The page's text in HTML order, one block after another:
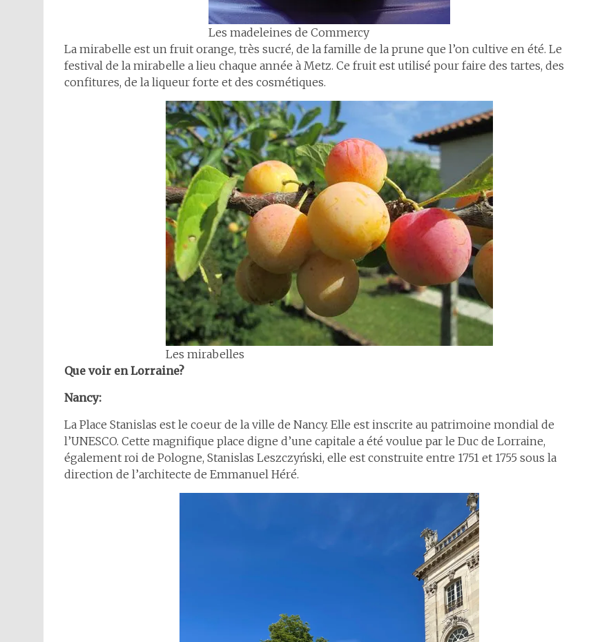
Les madeleines de Commercy
La mirabelle est un fruit orange, très sucré, de la famille de la prune que l’on cultive en été. Le
festival de la mirabelle a lieu chaque année à Metz. Ce fruit est utilisé pour faire des tartes, des
confitures, de la liqueur forte et des cosmétiques.
Les mirabelles
Que voir en Lorraine?
Nancy:
La Place Stanislas est le coeur de la ville de Nancy. Elle est inscrite au patrimoine mondial de
l’UNESCO. Cette magnifique place digne d’une capitale a été voulue par le Duc de Lorraine,
également roi de Pologne, Stanislas Leszczyński, elle est construite entre 1751 et 1755 sous la
direction de l’architecte de Emmanuel Héré.